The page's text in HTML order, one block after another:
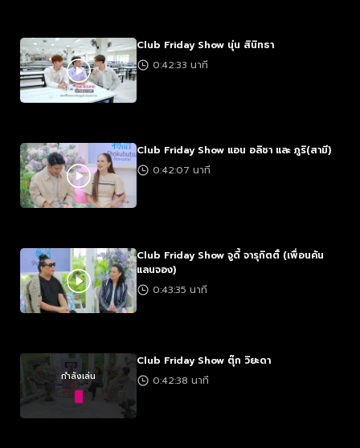
Club Friday Show นุ่น สินิทธา
0:42:33 นาที
Club Friday Show แอน อลิชา และ ภูริ(สามี)
0:42:07 นาที
Club Friday Show จูดี้ จารุกิตติ์ (เพื่อนคัน
แลนจอง)
0:43:35 นาที
กำลังเล่น
Club Friday Show ตุ๊ก วิยะดา
0:42:38 นาที